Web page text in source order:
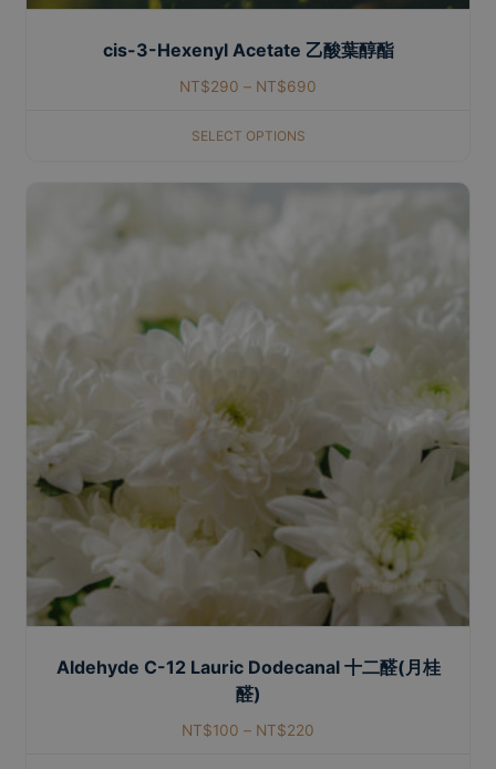
cis-3-Hexenyl Acetate 乙酸葉醇酯
NT$290 – NT$690
SELECT OPTIONS
Aldehyde C-12 Lauric Dodecanal 十二醛(月桂
醛)
NT$100 – NT$220